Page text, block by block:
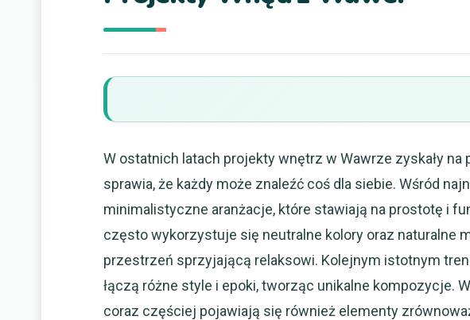
W ostatnich latach projekty wnętrz w Wawrze zyskały na
sprawia, że każdy może znaleźć coś dla siebie. Wśród
minimalistyczne aranżacje, które stawiają na prostotę i
często wykorzystuje się neutralne kolory oraz naturalne
przestrzeń sprzyjającą relaksowi. Kolejnym istotnym
łączą różne style i epoki, tworząc unikalne kompozycje.
coraz częściej pojawiają się również elementy